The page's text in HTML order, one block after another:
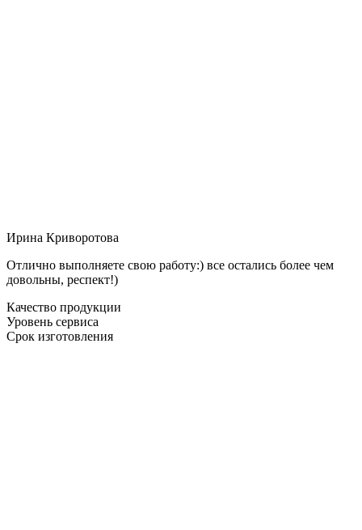
Ирина Криворотова
Отлично выполняете свою работу:) все остались более чем
довольны, респект!)
Качество продукции
Уровень сервиса
Срок изготовления